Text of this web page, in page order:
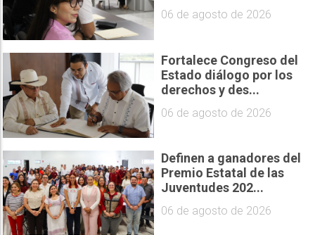
06 de agosto de 2026
Fortalece Congreso del
Estado diálogo por los
derechos y des...
06 de agosto de 2026
Definen a ganadores del
Premio Estatal de las
Juventudes 202...
06 de agosto de 2026